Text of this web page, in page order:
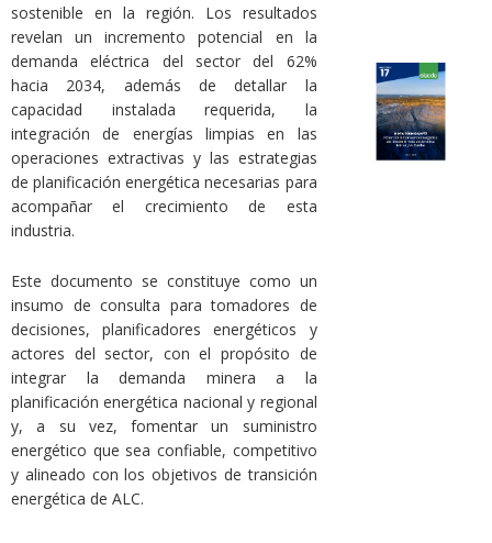
sostenible en la región. Los resultados
revelan un incremento potencial en la
demanda eléctrica del sector del 62%
hacia 2034, además de detallar la
capacidad instalada requerida, la
integración de energías limpias en las
operaciones extractivas y las estrategias
de planificación energética necesarias para
acompañar el crecimiento de esta
industria.
Este documento se constituye como un
insumo de consulta para tomadores de
decisiones, planificadores energéticos y
actores del sector, con el propósito de
integrar la demanda minera a la
planificación energética nacional y regional
y, a su vez, fomentar un suministro
energético que sea confiable, competitivo
y alineado con los objetivos de transición
energética de ALC.